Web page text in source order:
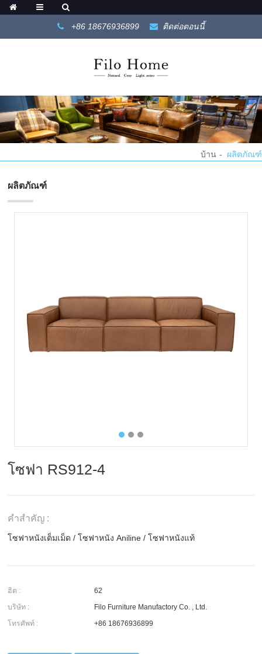
+86 18676936899 ติดต่อตอนนี้
บ้าน ผลิตภัณฑ์
ผลิตภัณฑ์
โซฟา RS912-4
คำสำคัญ :
โซฟาหนังเต็มเม็ด /โซฟาหนัง Aniline /โซฟาหนังแท้
ฮิต :
62
บริษัท :
Filo Furniture Manufactory Co. , Ltd.
โทรศัพท์ :
+86 18676936899